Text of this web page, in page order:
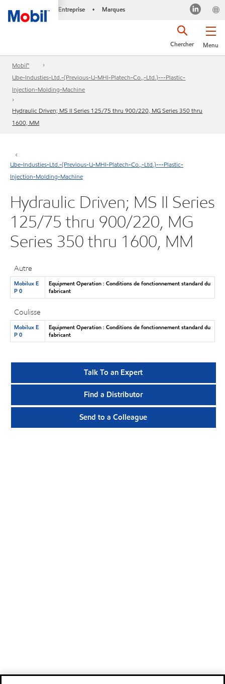
Entreprise • Marques
Menu
Chercher
Mobil™
Ube-Industies-Ltd.-(Previous-U-MHI-Platech-Co.,-Ltd.)---Plastic-
Injection-Molding-Machine
Hydraulic Driven; MS II Series 125/75 thru 900/220, MG Series 350 thru
1600, MM
Ube-Industies-Ltd.-(Previous-U-MHI-Platech-Co.,-Ltd.)---Plastic-
Injection-Molding-Machine
Hydraulic Driven; MS II Series
125/75 thru 900/220, MG
Series 350 thru 1600, MM
Autre
Mobilux E
P 0
Equipment Operation : Conditions de fonctionnement standard du
fabricant
Coulisse
Mobilux E
P 0
Equipment Operation : Conditions de fonctionnement standard du
fabricant
Talk To an Expert
Find a Distributor
Send to a Colleague